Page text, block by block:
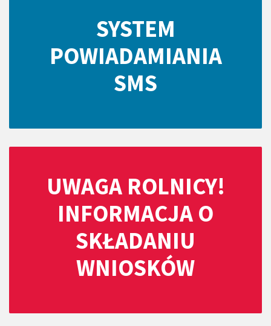
SYSTEM
POWIADAMIANIA
SMS
UWAGA ROLNICY!
INFORMACJA O
SKŁADANIU
WNIOSKÓW